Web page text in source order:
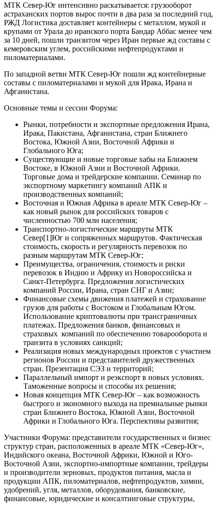
МТК Север-Юг интенсивно раскатывается: грузооборот
астраханских портов вырос почти в два раза за последний год,
РЖД Логистика доставляет контейнеры с металлом, мукой и
крупами от Урала до иранского порта Бандар Аббас менее чем
за 10 дней, пошли транзитом через Иран первые жд составы с
кемеровским углем, российскими нефтепродуктами и
пиломатериалами.
По западной ветви МТК Север-Юг пошли жд контейнерные
составы с пиломатериалами и мукой для Ирака, Ирана и
Афганистана.
Основные темы и сессии Форума:
Рынки, потребности и экспортные предложения Ирана,
Ирака, Пакистана, Афганистана, стран Ближнего
Востока, Южной Азии, Восточной Африки и
Глобального Юга;
Существующие и новые торговые хабы на Ближнем
Востоке, в Южной Азии и Восточной Африки.
Торговые дома и трейдерские компании. Семинар по
экспортному маркетингу компаний АПК и
производственных компаний;
Восточная и Южная Африка в ареале МТК Север-Юг –
как новый рынок для российских товаров с
численностью 700 млн населения;
Транспортно-логистические маршруты МТК
Север[1]Юг и сопряженных маршрутов. Фактическая
стоимость, скорость и регулярность перевозок по
разным маршрутам МТК Север-Юг;
Преимущества, ограничения, стоимость и риски
перевозок в Индию и Африку из Новороссийска и
Санкт-Петербурга. Предложения логистических
компаний России, Ирана, стран СНГ и Азии;
Финансовые схемы движения платежей и страхование
грузов для работы с Востоком и Глобальным Югом.
Использование криптовалюты при трансграничных
платежах. Предложения банков, финансовых и
страховых компаний по обеспечению товарооборота и
транзита в условиях санкций;
Реализация новых международных проектов с участием
регионов России и представителей дружественных
стран. Презентация СЭЗ и территорий;
Параллельный импорт и реэкспорт в новых условиях.
Таможенные вопросы и способы их решения;
Новая концепция МТК Север-Юг – как возможность
быстрого и экономного выхода на премиальные рынки
стран Ближнего Востока, Южной Азии, Восточной
Африки и Глобального Юга. Перспективы развития;
Участники Форума: представители государственных и бизнес
структур стран, расположенных в ареале МТК «Север-Юг»,
Индийского океана, Восточной Африки, Южной и Юго-
Восточной Азии, экспортно-импортные компании, трейдеры
и производители зерновых, продуктов питания, масла и
продукции АПК, пиломатериалов, нефтепродуктов, химии,
удобрений, угля, металлов, оборудования, банковские,
финансовые, юридические и консалтинговые структуры,